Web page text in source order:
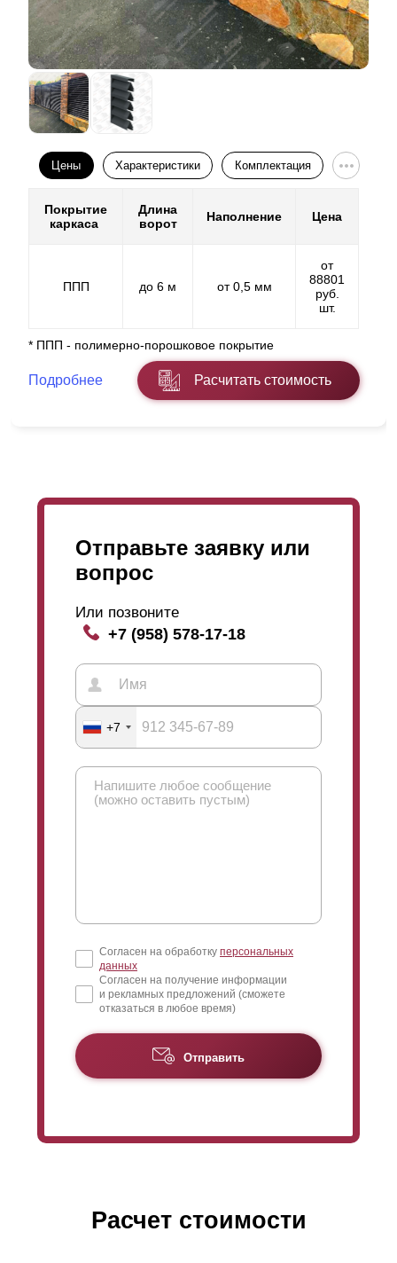
Цены Характеристики Комплектация
Покрытие
каркаса
Длина
ворот
Наполнение Цена
ППП до 6 м от 0,5 мм
от
88801
руб.
шт.
* ППП - полимерно-порошковое покрытие
Подробнее Расчитать стоимость
Отправьте заявку или
вопрос
Или позвоните
+7 (958) 578-17-18
+7
Согласен на обработку персональных
данных
Согласен на получение информации
и рекламных предложений (сможете
отказаться в любое время)
Отправить
Расчет стоимости